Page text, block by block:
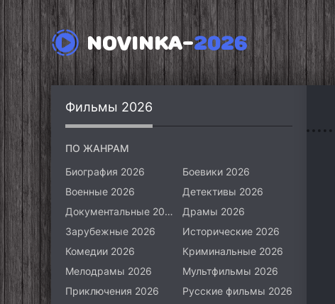
NOVINKA-2026
Фильмы 2026
ПО ЖАНРАМ
Биография 2026
Боевики 2026
Военные 2026
Детективы 2026
Документальные 2026
Драмы 2026
Зарубежные 2026
Исторические 2026
Комедии 2026
Криминальные 2026
Мелодрамы 2026
Мультфильмы 2026
Приключения 2026
Русские фильмы 2026